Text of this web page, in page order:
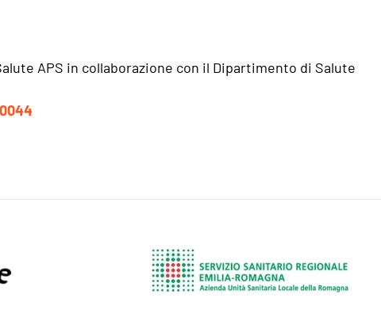
APS in collaborazione con il Dipartimento di Salute